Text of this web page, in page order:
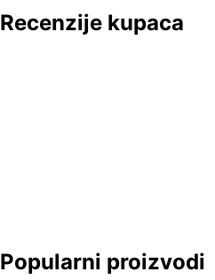
Recenzije kupaca
Popularni proizvodi